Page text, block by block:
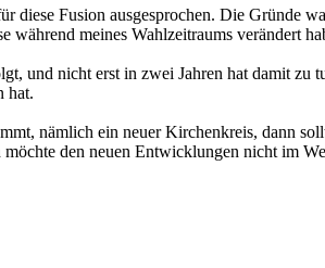
diese Fusion ausgesprochen. Die Gründe
während meines Wahlzeitraums verändert
und nicht erst in zwei Jahren hat damit
hat.
nämlich ein neuer Kirchenkreis, dann
den neuen Entwicklungen nicht im